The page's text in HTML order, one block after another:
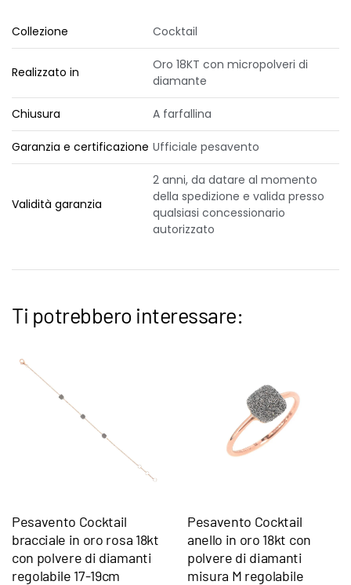
Collezione Cocktail
Realizzato in
Oro 18KT con micropolveri di
diamante
Chiusura A farfallina
Garanzia e certificazione Ufficiale pesavento
Validità garanzia
2 anni, da datare al momento
della spedizione e valida presso
qualsiasi concessionario
autorizzato
Ti potrebbero interessare:
Pesavento Cocktail
bracciale in oro rosa 18kt
con polvere di diamanti
regolabile 17-19cm
Pesavento Cocktail
anello in oro 18kt con
polvere di diamanti
misura M regolabile